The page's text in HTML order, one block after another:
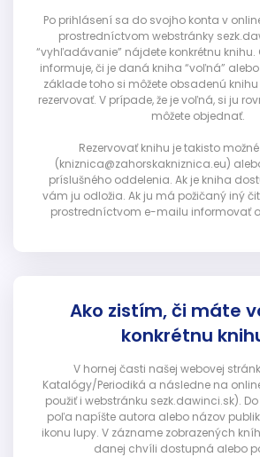
Po prihlásení sa do svojho konta v
prostredníctvom webstránky
“vyhľadávanie” nájdete konkrétnu
informuje, či je daná kniha “voľná”
základe toho si môžete obsadenú
rezervovať. V prípade, že je voľná, si ju
môžete objednať.
Rezervovať knihu je takisto
(kniznica@zahorskakniznica.eu)
príslušného oddelenia. Ak je kniha
vám ju odložia. Ak ju má požičaný iný
prostredníctvom e-mailu informovať
Ako zistím, či máte
konkrétnu
V hornej časti našej webovej
Katalógy/Periodiká a následne na
použiť i webstránku sezk.dawinci.sk).
poľa napíšte autora alebo názov
ikonu lupy. V zázname zobrazených
danej chvíli dostupná alebo